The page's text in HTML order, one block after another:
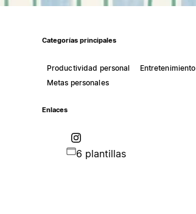
Categorías principales
Productividad personal
Entretenimiento
Metas personales
Enlaces
6 plantillas